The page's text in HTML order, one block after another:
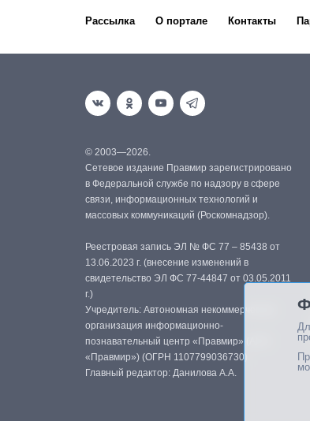
Рассылка О портале Контакты
© 2003—2026.
Сетевое издание Правмир зарегистрировано
в Федеральной службе по надзору в сфере
связи, информационных технологий и
массовых коммуникаций (Роскомнадзор).
Реестровая запись ЭЛ № ФС 77 – 85438 от
13.06.2023 г. (внесение изменений в
свидетельство ЭЛ ФС 77-44847 от 03.05.2011
г.)
Учредитель: Автономная некоммерческая
организация информационно-
познавательный центр «Правмир» (АНО
«Правмир») (ОГРН 1107799036730)
Главный редактор: Данилова А.А.